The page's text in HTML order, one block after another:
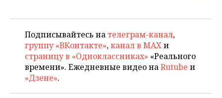
Подписывайтесь на телеграм-канал,
группу «ВКонтакте»,канал в MAXи
страницу в «Одноклассниках» «Реального
времени». Ежедневные видео наRutube и
«Дзене».